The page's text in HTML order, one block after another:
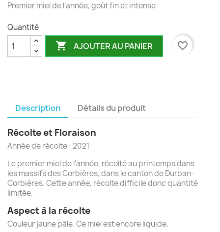
Premier miel de l'année, goût fin et intense
Quantité
 AJOUTER AU PANIER favorite_border
Description Détails du produit
Récolte et Floraison
Année de récolte : 2021
Le premier miel de l'année, récolté au printemps dans
les massifs des Corbières, dans le canton de Durban-
Corbières. Cette année, récolte difficile donc quantité
limitée.
Aspect à la récolte
Couleur jaune pâle. Ce miel est encore liquide.